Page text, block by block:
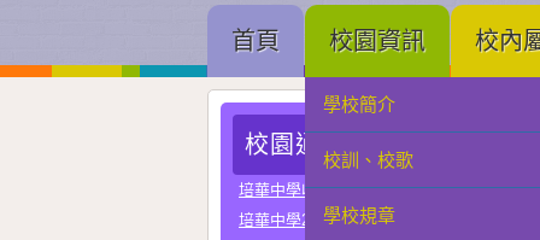
首頁 校園資訊
學校簡介
校訓、校歌
學校規章
校內
校園通告
培華中學收費項目一覽表
培華中學2024-2025學年報名費